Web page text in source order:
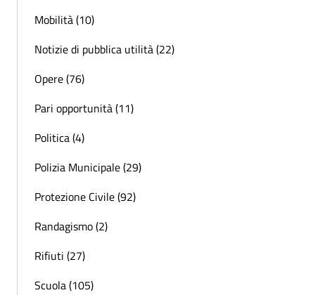
Mobilità (10)
Notizie di pubblica utilità (22)
Opere (76)
Pari opportunità (11)
Politica (4)
Polizia Municipale (29)
Protezione Civile (92)
Randagismo (2)
Rifiuti (27)
Scuola (105)